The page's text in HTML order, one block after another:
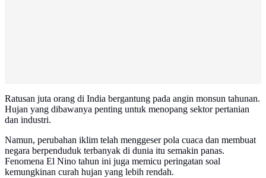
Ratusan juta orang di India bergantung pada angin monsun tahunan.
Hujan yang dibawanya penting untuk menopang sektor pertanian
dan industri.
Namun, perubahan iklim telah menggeser pola cuaca dan membuat
negara berpenduduk terbanyak di dunia itu semakin panas.
Fenomena El Nino tahun ini juga memicu peringatan soal
kemungkinan curah hujan yang lebih rendah.